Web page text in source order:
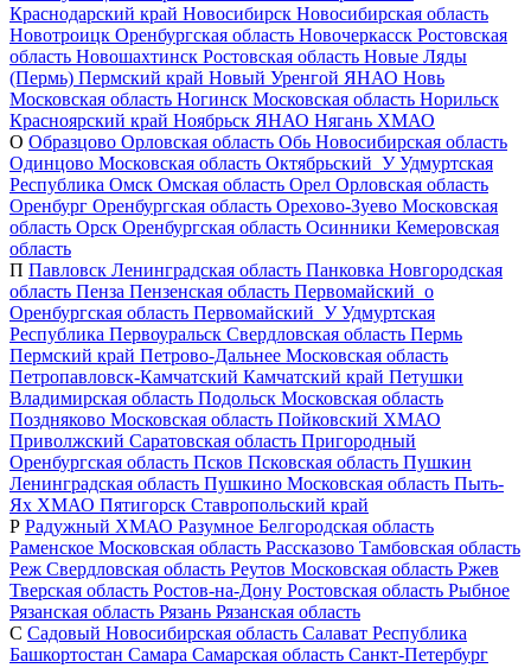
Краснодарский край Новосибирск Новосибирская область
Новотроицк Оренбургская область Новочеркасск Ростовская
область Новошахтинск Ростовская область Новые Ляды
(Пермь) Пермский край Новый Уренгой ЯНАО Новь
Московская область Ногинск Московская область Норильск
Красноярский край Ноябрьск ЯНАО Нягань ХМАО
О Образцово Орловская область Обь Новосибирская область
Одинцово Московская область Октябрьский_У Удмуртская
Республика Омск Омская область Орел Орловская область
Оренбург Оренбургская область Орехово-Зуево Московская
область Орск Оренбургская область Осинники Кемеровская
область
П Павловск Ленинградская область Панковка Новгородская
область Пенза Пензенская область Первомайский_о
Оренбургская область Первомайский_У Удмуртская
Республика Первоуральск Свердловская область Пермь
Пермский край Петрово-Дальнее Московская область
Петропавловск-Камчатский Камчатский край Петушки
Владимирская область Подольск Московская область
Поздняково Московская область Пойковский ХМАО
Приволжский Саратовская область Пригородный
Оренбургская область Псков Псковская область Пушкин
Ленинградская область Пушкино Московская область Пыть-
Ях ХМАО Пятигорск Ставропольский край
Р Радужный ХМАО Разумное Белгородская область
Раменское Московская область Рассказово Тамбовская область
Реж Свердловская область Реутов Московская область Ржев
Тверская область Ростов-на-Дону Ростовская область Рыбное
Рязанская область Рязань Рязанская область
С Садовый Новосибирская область Салават Республика
Башкортостан Самара Самарская область Санкт-Петербург